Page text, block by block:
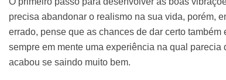
precisa abandonar o realismo na sua vida, porém,
errado, pense que as chances de dar certo também
sempre em mente uma experiência na qual parecia
acabou se saindo muito bem.